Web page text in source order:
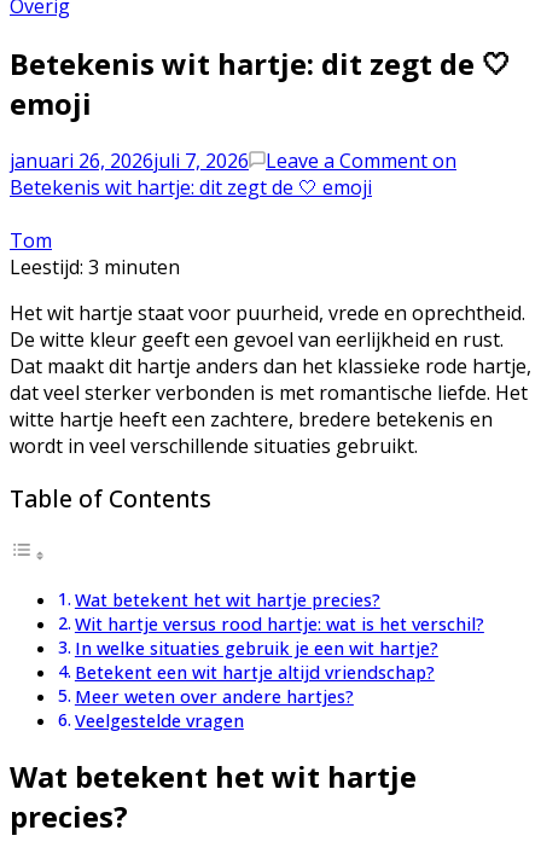
Overig
Betekenis wit hartje: dit zegt de 🤍
emoji
januari 26, 2026juli 7, 2026 Leave a Commenton
Betekenis wit hartje: dit zegt de 🤍 emoji
Tom
Leestijd: 3 minuten
Het wit hartje staat voor puurheid, vrede en oprechtheid.
De witte kleur geeft een gevoel van eerlijkheid en rust.
Dat maakt dit hartje anders dan het klassieke rode hartje,
dat veel sterker verbonden is met romantische liefde. Het
witte hartje heeft een zachtere, bredere betekenis en
wordt in veel verschillende situaties gebruikt.
Table of Contents
Wat betekent het wit hartje precies?
Wit hartje versus rood hartje: wat is het verschil?
In welke situaties gebruik je een wit hartje?
Betekent een wit hartje altijd vriendschap?
Meer weten over andere hartjes?
Veelgestelde vragen
Wat betekent het wit hartje
precies?